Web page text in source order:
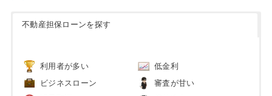
不動産担保ローンを探す
利用者が多い 低金利
ビジネスローン 審査が甘い